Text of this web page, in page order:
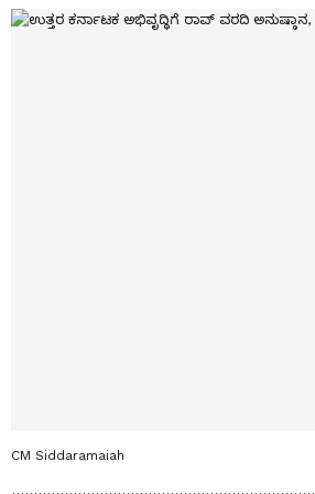
CM Siddaramaiah